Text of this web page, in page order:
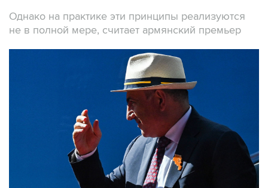
Однако на практике эти принципы реализуются
не в полной мере, считает армянский премьер